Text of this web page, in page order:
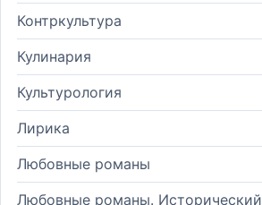
Контркультура
Кулинария
Культурология
Лирика
Любовные романы
Любовные романы. Исторический